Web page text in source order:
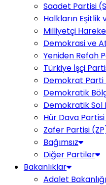
Saadet Partisi
Halkların
Milliyetçi
Demokrasi ve
Yeniden Refah
Türkiye İşçi
Demokrat Parti
Demokratik
Demokratik Sol
Hür Dava
Zafer Partisi
Bağımsız
Diğer Partiler
Bakanlıklar
Adalet Bakanlığı